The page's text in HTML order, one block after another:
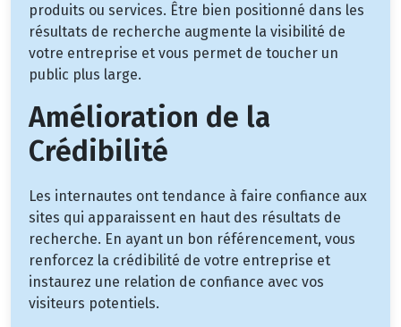
produits ou services. Être bien positionné dans les
résultats de recherche augmente la visibilité de
votre entreprise et vous permet de toucher un
public plus large.
Amélioration de la
Crédibilité
Les internautes ont tendance à faire confiance aux
sites qui apparaissent en haut des résultats de
recherche. En ayant un bon référencement, vous
renforcez la crédibilité de votre entreprise et
instaurez une relation de confiance avec vos
visiteurs potentiels.